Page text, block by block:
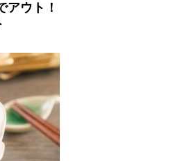
アウト！